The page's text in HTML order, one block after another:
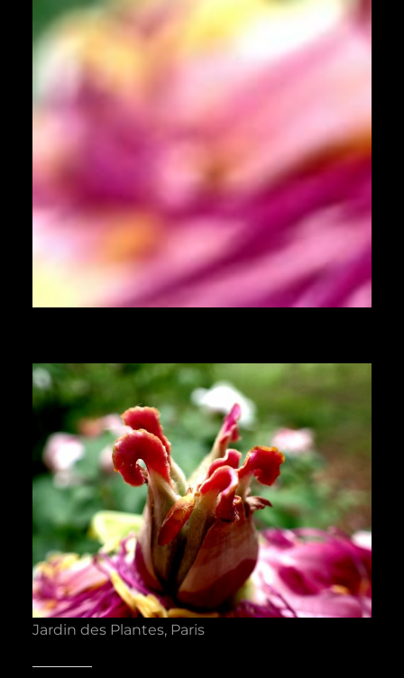
Jardin des Plantes, Paris